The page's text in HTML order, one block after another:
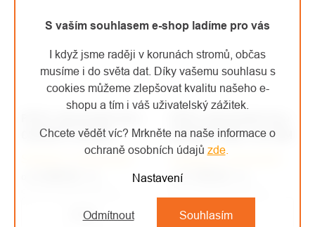
S vaším souhlasem e-shop ladíme pro vás
I když jsme raději v korunách stromů, občas
musíme i do světa dat. Díky vašemu souhlasu s
cookies můžeme zlepšovat kvalitu našeho e-
shopu a tím i váš uživatelský zážitek.
Chcete vědět víc? Mrkněte na naše informace o
ochraně osobních údajů zde.
Nastavení
Odmítnout Souhlasím
CONTACT 9,8 MM
Detail
CONTACT WALL 9,8 MM
Skladem u dodavatele
od2 108 Kč
Detail